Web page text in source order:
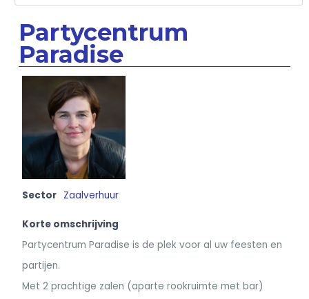
Partycentrum
Paradise
Sector Zaalverhuur
Korte omschrijving
Partycentrum Paradise is de plek voor al uw feesten en
partijen.
Met 2 prachtige zalen (aparte rookruimte met bar)